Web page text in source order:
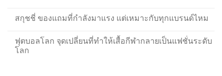
สกุชชี่ ของแถมที่กำลังมาแรง แต่เหมาะกับทุกแบรนด์ไหม
ฟุตบอลโลก จุดเปลี่ยนที่ทำให้เสื้อกีฬากลายเป็นแฟชั่นระดับ
โลก